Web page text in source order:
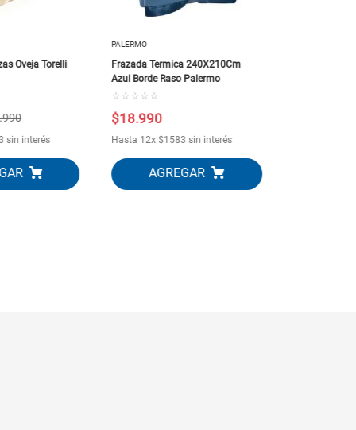
Oveja Torelli
990
sin interés
PALERMO
Frazada Termica 240X210Cm
Azul Borde Raso Palermo
☆☆☆☆☆
$18.990
Hasta 12x $1583 sin interés